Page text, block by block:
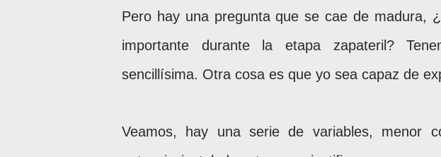
Pero hay una pregunta que se cae de madura,
importante durante la etapa zapateril?
sencillísima. Otra cosa es que yo sea capaz de
Veamos, hay una serie de variables, menor